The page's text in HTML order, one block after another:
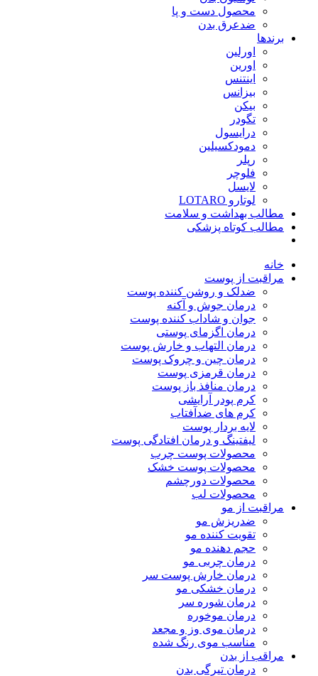
محصول دست و پا
ضدعرق بدن
برندها
اورلین
اورین
اینتنس
بیزانس
بیکن
تگودر
درایسول
دمودکسیلین
رپلر
فلوچر
لایسل
لوتارو LOTARO
مطالب بهداشت و سلامت
مطالب کوتاه پزشکی
خانه
مراقبت از پوست
ضدلک و روشن کننده پوست
درمان جوش و آکنه
جوان و شاداب کننده پوست
درمان اگزمای پوستی
درمان التهاب و خارش پوست
درمان چین و چروک پوست
درمان قرمزی پوست
درمان منافذ باز پوست
کرم پودر آرایشی
کرم های ضدآفتاب
لایه بردار پوست
لیفتینگ و درمان افتادگی پوست
محصولات پوست چرب
محصولات پوست خشک
محصولات دورچشم
محصولات لب
مراقبت از مو
ضدریزش مو
تقویت کننده مو
حجم دهنده مو
درمان چربی مو
درمان خارش پوست سر
درمان خشکی مو
درمان شوره سر
درمان موخوره
درمان موی وز و مجعد
مناسب موی رنگ شده
مراقب از بدن
درمان تیرگی بدن